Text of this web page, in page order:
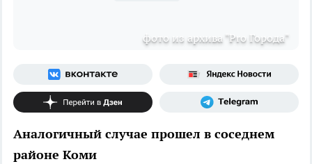
фото из архива "Pro Города"
Аналогичный случае прошел в соседнем
районе Коми